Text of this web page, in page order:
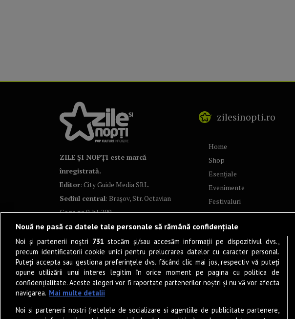
ZILE ȘI NOPȚI este marcă
înregistrată.
Editor: City Guide Media SRL.
Sediul central: Brașov, Str. Octavian
Goga nr. 9, bl. 290
zilesinopti.ro
Home
Shop
Esențiale
Evenimente
Festivaluri
Concerte
Artă & Cultură
Teatru
Film
Program filme
Lifestyle
Muzică
Nouă ne pasă ca datele tale personale să rămână confidențiale
Noi și partenerii noștri 731 stocăm și/sau accesăm informații pe dispozitivul dvs.,
precum identificatorii cookie unici pentru prelucrarea datelor cu caracter personal.
Puteți accepta sau gestiona preferințele dvs. făcând clic mai jos, respectiv vă puteți
opune utilizării unui interes legitim în orice moment pe pagina cu politica de
confidențialitate. Aceste alegeri vor fi raportate partenerilor noștri și nu vă vor afecta
navigarea. Mai multe detalii
Noi si partenerii nostri (retelele de socializare si agentiile de publicitate partenere,